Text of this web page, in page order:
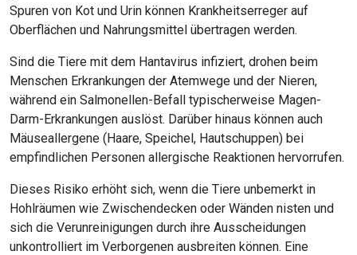
Spuren von Kot und Urin können Krankheitserreger auf
Oberflächen und Nahrungsmittel übertragen werden.
Sind die Tiere mit dem Hantavirus infiziert, drohen beim
Menschen Erkrankungen der Atemwege und der Nieren,
während ein Salmonellen-Befall typischerweise Magen-
Darm-Erkrankungen auslöst. Darüber hinaus können auch
Mäuseallergene (Haare, Speichel, Hautschuppen) bei
empfindlichen Personen allergische Reaktionen hervorrufen.
Dieses Risiko erhöht sich, wenn die Tiere unbemerkt in
Hohlräumen wie Zwischendecken oder Wänden nisten und
sich die Verunreinigungen durch ihre Ausscheidungen
unkontrolliert im Verborgenen ausbreiten können. Eine